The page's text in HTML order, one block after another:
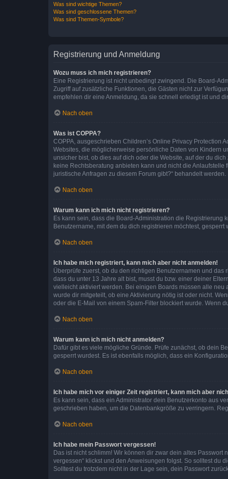
Was sind wichtige Themen?
Was sind geschlossene Themen?
Was sind Themen-Symbole?
Registrierung und Anmeldung
Wozu muss ich mich registrieren?
Eine Registrierung ist nicht unbedingt zwingend. Die Board-
Zugriff auf zusätzliche Funktionen, die Gästen nicht zur
empfehlen dir eine Anmeldung, da sie schnell erledigt ist und
Nach oben
Was ist COPPA?
COPPA, ausgeschrieben Children’s Online Privacy Protection
Websites, die möglicherweise persönliche Daten von Kindern
unsicher bist, ob dies auf dich oder die Website, auf der du
keine Rechtsberatung anbieten kann und nicht die
juristische Anfragen zu diesem Forum gibt?“ behandelt werden.
Nach oben
Warum kann ich mich nicht registrieren?
Es kann sein, dass die Board-Administration die
Benutzername, mit dem du dich registrieren möchtest,
Nach oben
Ich habe mich registriert, kann mich aber nicht anmelden!
Überprüfe zuerst, ob du den richtigen Benutzernamen und
dass du unter 13 Jahre alt bist, musst du bzw. einer deiner
vielleicht aktiviert werden. Bei einigen Boards müssen alle
wurde dir mitgeteilt, ob eine Aktivierung nötig ist oder nicht.
oder die E-Mail von einem Spam-Filter blockiert wurde. Wenn
Nach oben
Warum kann ich mich nicht anmelden?
Dafür gibt es viele mögliche Gründe. Prüfe zunächst, ob dein
gesperrt wurdest. Es ist ebenfalls möglich, dass ein
Nach oben
Ich habe mich vor einiger Zeit registriert, kann mich aber
Es kann sein, dass ein Administrator dein Benutzerkonto aus
geschrieben haben, um die Datenbankgröße zu verringern.
Nach oben
Ich habe mein Passwort vergessen!
Das ist nicht schlimm! Wir können dir zwar dein altes
vergessen“ klickst und den Anweisungen folgst. So solltest du
Solltest du trotzdem nicht in der Lage sein, dein Passwort